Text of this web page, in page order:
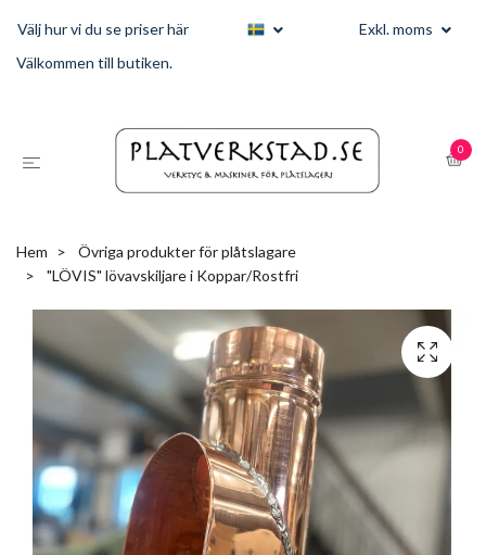
Välj hur vi du se priser här
Exkl. moms
Välkommen till butiken.
0
Hem
Övriga produkter för plåtslagare
"LÖVIS" lövavskiljare i Koppar/Rostfri